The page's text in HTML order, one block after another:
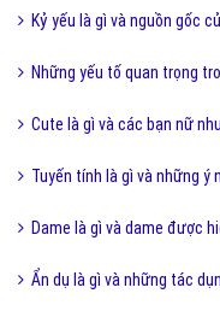
Kỷ yếu là gì và nguồn gốc
Những yếu tố quan trọng
Cute là gì và các bạn nữ
Tuyến tính là gì và những ý
Dame là gì và dame được
Ẩn dụ là gì và những tác